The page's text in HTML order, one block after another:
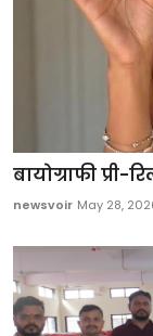
बायोग्राफी
newsvoir May 28,